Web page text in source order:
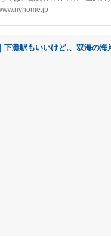
灘駅もいいけど,、双海の海